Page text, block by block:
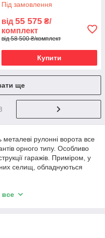
Під замовлення
від 55 575 ₴/
комплект
від 58 500 ₴/комплект
Купити
ще
рулонні ворота все
орного типу. Особливо
гаражів. Приміром, у
селищ, обладнуються
все